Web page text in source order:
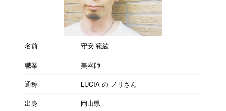
名前
守安 範紘
職業
美容師
通称
LUCIA の ノリさん
出身
岡山県